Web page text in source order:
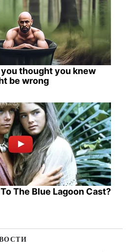
thought you knew
be wrong
The Blue Lagoon Cast?